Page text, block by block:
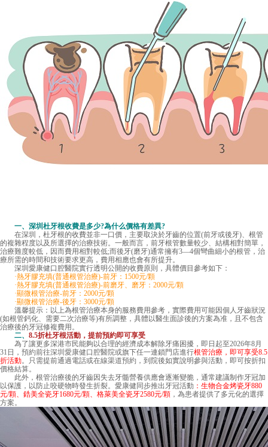
一、 深圳杜牙根收費是多少?為什么價格有差異?
在深圳，杜牙根的收費並非一口價，主要取決於牙齒的位置(前牙或後牙)、根管
的複雜程度以及所選擇的治療技術。一般而言，前牙根管數量較少、結構相對簡單，
治療難度較低，因而費用相對較低;而後牙(磨牙)通常擁有3—4個彎曲細小的根管，治
療所需的時間和技術要求更高，費用相應也會有所提升。
深圳愛康健口腔醫院實行透明公開的收費原則，具體價目參考如下：
·熱牙膠充填(普通根管治療)-前牙：1500元/顆
·熱牙膠充填(普通根管治療)-前磨牙、磨牙：2000元/顆
·顯微根管治療-前牙：2000元/顆
·顯微根管治療-後牙：3000元/顆
溫馨提示：以上為根管治療本身的服務費用參考，實際費用可能因個人牙齒狀況
(如根管鈣化、需要二次治療等)有所調整，具體以醫生面診後的方案為准，且不包含
治療後的牙冠修複費用。
二、 8.5折杜牙根活動，提前預約即可享受
為了讓更多深港市民能夠以合理的經濟成本解除牙痛困擾，即日起至2026年8月
31日，預約前往深圳愛康健口腔醫院或旗下任一連鎖門店進行根管治療，即可享受8.5
折活動。只需提前通過電話或在線渠道預約，到院後如實說明參與活動，即可按折扣
價格結算。
此外，根管治療後的牙齒因失去牙髓營養供應會逐漸變脆，通常建議制作牙冠加
以保護，以防止咬硬物時發生折裂。愛康健同步推出牙冠活動 ：生物合金烤瓷牙880
元/顆、鋯美全瓷牙1680元/顆、格萊美全瓷牙2580元/顆 ，為患者提供了多元化的選擇
方案。